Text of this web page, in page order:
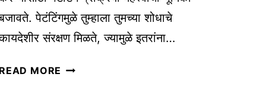
सॉ
फ्ट
वे
पेटंटिंगमुळे तुम्हाला तुमच्या शोधाचे
संरक्षण मिळते, ज्यामुळे इतरांना…
MORE उ